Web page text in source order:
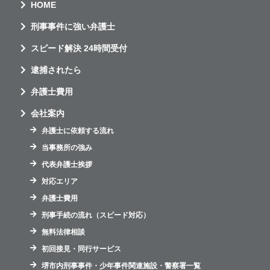
HOME
刑事事件に強い弁護士
スピード解決 24時間受付
逮捕されたら
弁護士費用
会社案内
弁護士に依頼する流れ
当事務所の強み
代表弁護士挨拶
対応エリア
弁護士費用
刑事手続の流れ（スピード対応）
無料法律相談
初回接見・同行サービス
堺市内刑事事件・少年事件関連施設・警察署一覧